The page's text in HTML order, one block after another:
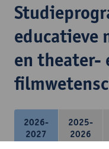
educatieve
en theater-
2026-
2027
2025-
2026